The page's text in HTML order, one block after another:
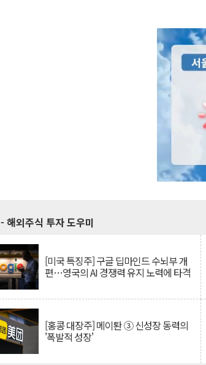
- 해외주식 투자 도우미
[미국 특징주] 구글 딥마인드 수뇌부 개
편…영국의 AI 경쟁력 유지 노력에 타격
[홍콩 대장주] 메이퇀 ③ 신성장 동력의
'폭발적 성장'